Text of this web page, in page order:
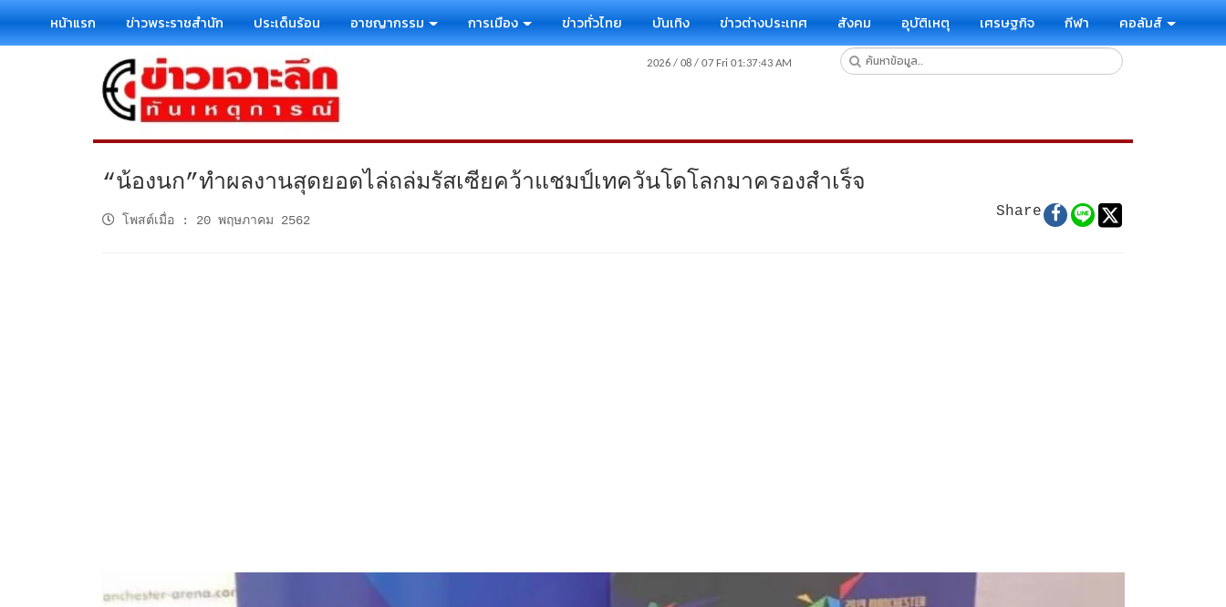
หน้าแรก ข่าวพระราชสำนัก ประเด็นร้อน อาชญากรรม การเมือง ข่าวทั่วไทย บันเทิง ข่าวต่างประเทศ สังคม อุบัติเหตุ เศรษฐกิจ กีฬา คอลัมส์
“น้องนก”ทำผลงานสุดยอดไล่ถล่มรัสเซียคว้าแชมป์เทควันโดโลกมาครองสำเร็จ
โพสต์เมื่อ : 20 พฤษภาคม 2562
Share